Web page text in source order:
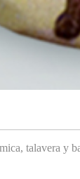
talavera y